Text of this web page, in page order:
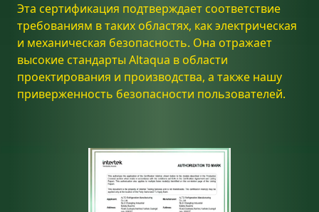
Эта сертификация подтверждает соответствие
требованиям в таких областях, как электрическая
и механическая безопасность. Она отражает
высокие стандарты Altaqua в области
проектирования и производства, а также нашу
приверженность безопасности пользователей.